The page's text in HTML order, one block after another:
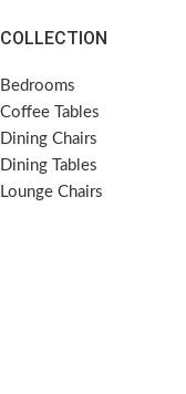
COLLECTION
Bedrooms
Coffee Tables
Dining Chairs
Dining Tables
Lounge Chairs